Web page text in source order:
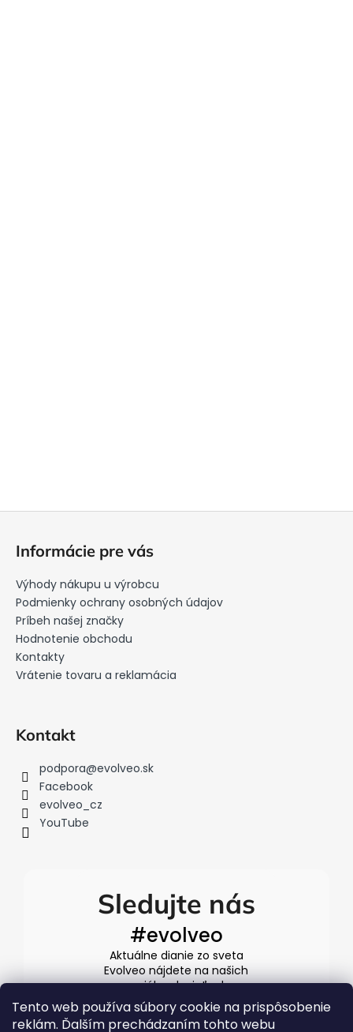
Tento web používa súbory cookie na prispôsobenie
reklám. Ďalším prechádzaním tohto webu
Informácie pre vás
Výhody nákupu u výrobcu
Podmienky ochrany osobných údajov
Príbeh našej značky
Hodnotenie obchodu
Kontakty
Vrátenie tovaru a reklamácia
Kontakt
podpora@evolveo.sk
Facebook
evolveo_cz
YouTube
Sledujte nás
#evolveo
Aktuálne dianie zo sveta
Evolveo nájdete na našich
sociálnych sieťach